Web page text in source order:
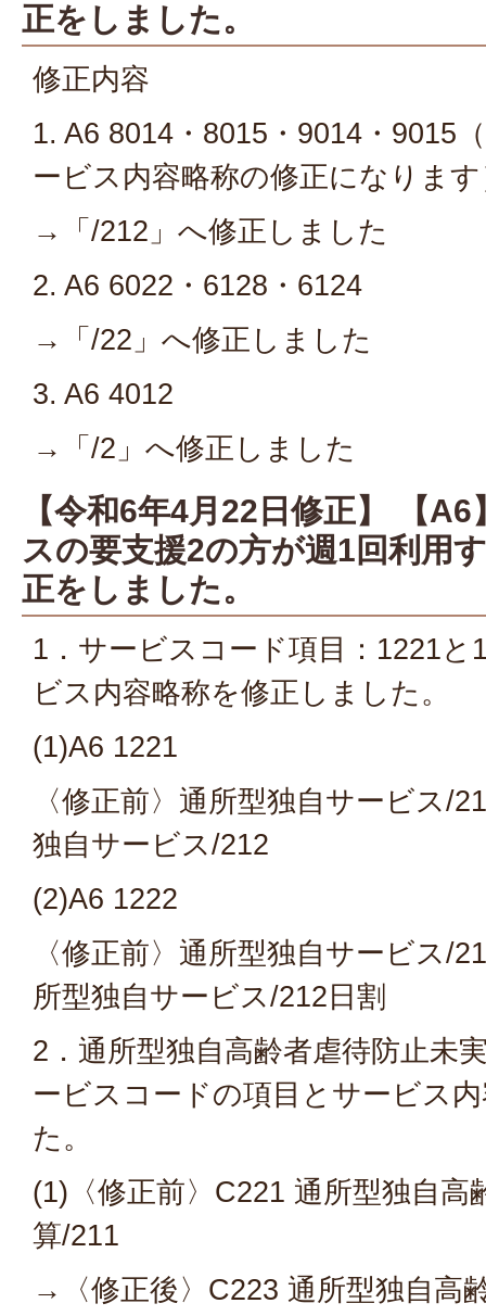
正をしました。
修正内容
1. A6 8014・8015・9014・9015
ービス内容略称の修正になりま
→「/212」へ修正しました
2. A6 6022・6128・6124
→「/22」へ修正しました
3. A6 4012
→「/2」へ修正しました
【令和6年4月22日修正】 【
スの要支援2の方が週1回利用
正をしました。
1．サービスコード項目：1221
ビス内容略称を修正しました。
(1)A6 1221
〈修正前〉通所型独自サービス/
独自サービス/212
(2)A6 1222
〈修正前〉通所型独自サービス/
所型独自サービス/212日割
2．通所型独自高齢者虐待防止未
ービスコードの項目とサービス
た。
(1)〈修正前〉C221 通所型独自高
算/211
→〈修正後〉C223 通所型独自高